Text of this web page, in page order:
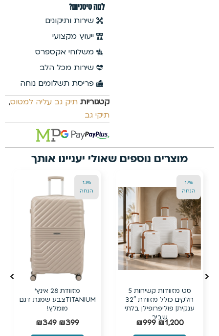
למה טיטניום?
שירות ותיקונים
ייעוץ מקצועי
משלוחי אקספרס
שירות מכל הלב
פריסת תשלומים נוחה
קטגוריות תיק גב עליה למטוס,
תיקי גב
מוצרים נוספים שאולי יעניינו אותך
17%
הנחה
סט מזוודות קשיחות 5
חלקים כולל מזוודת 32″
ענקית| פוליפרופילן בלתי
שביר
₪1,200
₪999
13%
הנחה
מזוודת 28 אינץ’
TITANIUMצבע שמנת דגם
מומלץ!
₪399
₪349